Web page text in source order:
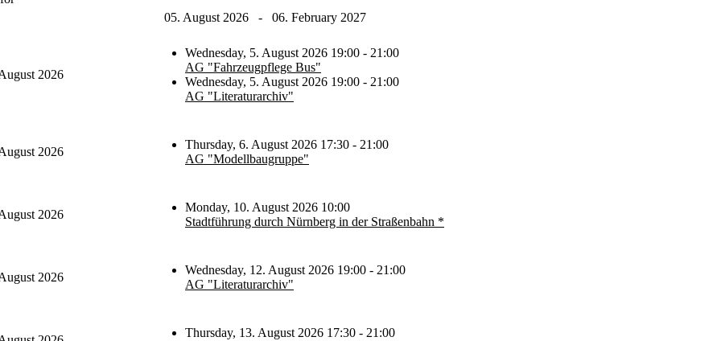
05. August 2026 - 06. February 2027
2026
Wednesday, 5. August 2026 19:00 - 21:00
AG "Fahrzeugpflege Bus"
Wednesday, 5. August 2026 19:00 - 21:00
AG "Literaturarchiv"
2026
Thursday, 6. August 2026 17:30 - 21:00
AG "Modellbaugruppe"
2026
Monday, 10. August 2026 10:00
Stadtführung durch Nürnberg in der Straßenbahn *
2026
Wednesday, 12. August 2026 19:00 - 21:00
AG "Literaturarchiv"
Thursday, 13. August 2026 17:30 - 21:00